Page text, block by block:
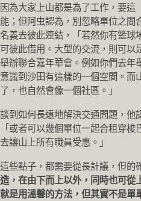
因為大家上山都是為了工作，要
能；但阿虫認為，別忽略單位之間
名義去彼此連結，「若然你有籃球
可彼此借用。大型的交流，則可以
舉辦聯合嘉年華會。例如你們去年
意識到沙田有這樣的一個空間。而
了，也自然會像一個社區。」
談到如何長遠地解決交通問題，他
「或者可以幾個單位一起合租穿
去讓山上所有職員受惠。」
這些點子，都需要從長計議，但
造，在由下而上以外，同時也可從
就是用溫馨的方法，但其實不是單